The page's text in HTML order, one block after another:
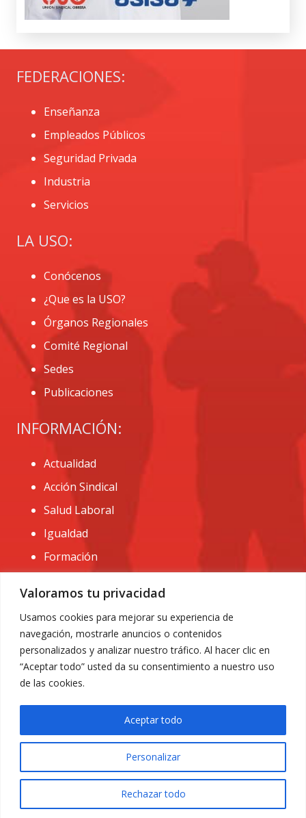
Valoramos tu privacidad
Usamos cookies para mejorar su experiencia de
navegación, mostrarle anuncios o contenidos
personalizados y analizar nuestro tráfico. Al hacer clic en
“Aceptar todo” usted da su consentimiento a nuestro uso
de las cookies.
Personalizar
Rechazar todo
Aceptar todo
FEDERACIONES:
Enseñanza
Empleados Públicos
Seguridad Privada
Industria
Servicios
LA USO:
Conócenos
¿Que es la USO?
Órganos Regionales
Comité Regional
Sedes
Publicaciones
INFORMACIÓN:
Actualidad
Acción Sindical
Salud Laboral
Igualdad
Formación
CONTACTO:
administracion@usomurcia.org
968 25 01 20
C/ Huerto de las bombas nº6. 30009 Murcia
Privacidad|
© 2018 Todos los derechos reservados. Diseño web
ACRILONIA